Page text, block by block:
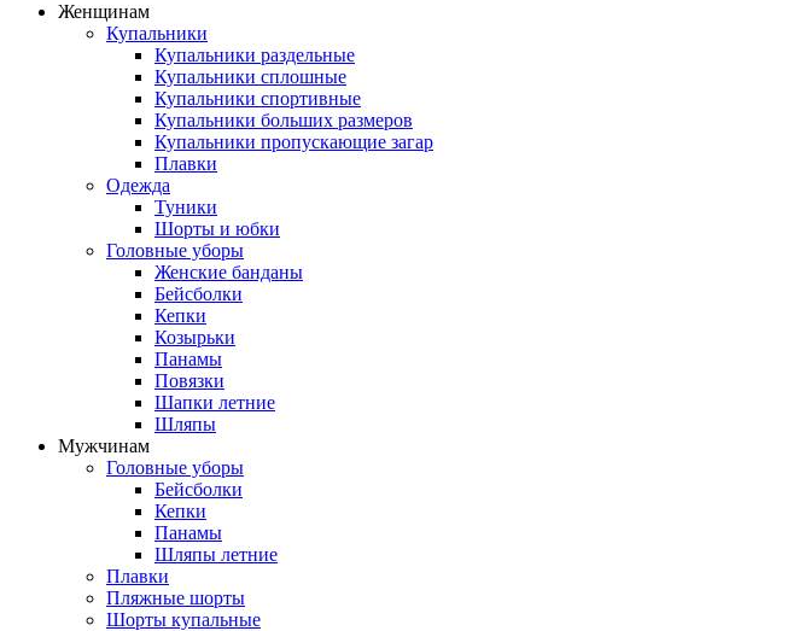
Женщинам
Купальники
Купальники раздельные
Купальники сплошные
Купальники спортивные
Купальники больших размеров
Купальники пропускающие загар
Плавки
Одежда
Туники
Шорты и юбки
Головные уборы
Женские банданы
Бейсболки
Кепки
Козырьки
Панамы
Повязки
Шапки летние
Шляпы
Мужчинам
Головные уборы
Бейсболки
Кепки
Панамы
Шляпы летние
Плавки
Пляжные шорты
Шорты купальные